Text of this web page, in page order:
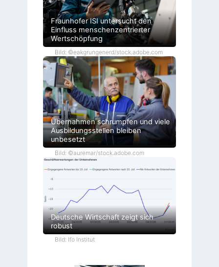
Fraunhofer ISI untersucht den
Einfluss menschenzentrierter
Wertschöpfung
Bild: ©eakgrungenerd/stock.adobe.com
Übernahmen schrumpfen und viele
Ausbildungsstellen bleiben
unbesetzt
Bild: ©auremar/stock.adobe.com
Deutsche Wirtschaft zeigt sich
robust
Bild: Ifo Institut